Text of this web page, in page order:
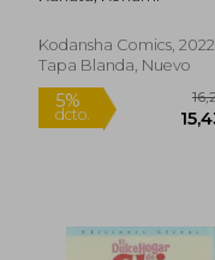
Kodansha Comics, 2022,
Tapa Blanda, Nuevo